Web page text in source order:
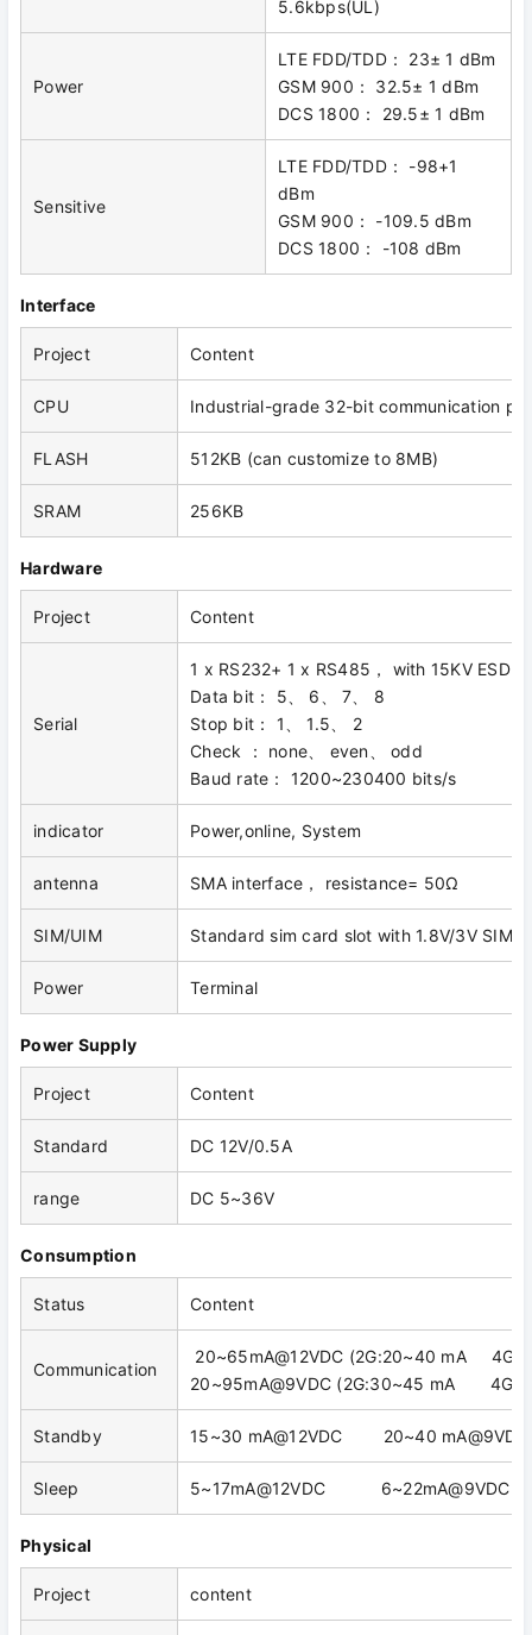
5.6kbps(UL)
Power
LTE FDD/TDD： 23± 1 dBm
GSM 900： 32.5± 1 dBm
DCS 1800： 29.5± 1 dBm
Sensitive
LTE FDD/TDD： -98+1
dBm
GSM 900： -109.5 dBm
DCS 1800： -108 dBm
Interface
Project Content
CPU Industrial-grade 32-bit communication
FLASH 512KB (can customize to 8MB)
SRAM 256KB
Hardware
Project Content
Serial
1 x RS232+ 1 x RS485， with 15KV ESD
Data bit： 5、 6、 7、 8
Stop bit： 1、 1.5、 2
Check ： none、 even、 odd
Baud rate： 1200~230400 bits/s
indicator Power,online, System
antenna SMA interface， resistance= 50Ω
SIM/UIM Standard sim card slot with 1.8V/3V SIM/
Power Terminal
Power Supply
Project Content
Standard DC 12V/0.5A
range DC 5~36V
Consumption
Status Content
Communication
20~65mA@12VDC (2G:20~40 mA
20~95mA@9VDC (2G:30~45 mA
Standby 15~30 mA@12VDC 20~40 mA@9VDC
Sleep 5~17mA@12VDC 6~22mA@9VDC
Physical
Project content